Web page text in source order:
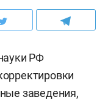
РФ
заведения,